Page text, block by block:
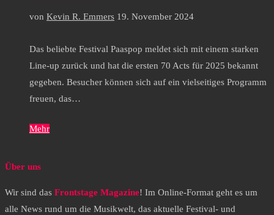
von Kevin R. Emmers 19. November 2024
Das beliebte Festival Paaspop meldet sich mit einem starken
Line-up zurück und hat die ersten 70 Acts für 2025 bekannt
gegeben. Besucher können sich auf ein vielseitiges Programm
freuen, das…
Mehr
Über uns
Wir sind das Frontstage Magazine! Im Online-Format geht es um
alle News rund um die Musikwelt, das aktuelle Festival- und